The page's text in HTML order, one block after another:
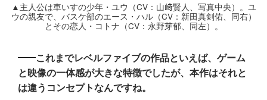
▲主人公は車いすの少年・ユウ（CV：山﨑賢人、写真中央）。ユ
ウの親友で、バスケ部のエース・ハル（CV：新田真剣佑、同右）
とその恋人・コトナ（CV：永野芽郁、同左）。
これまでレベルファイブの作品といえば、ゲーム
と映像の一体感が大きな特徴でしたが、本作はそれと
は違うコンセプトなんですね。